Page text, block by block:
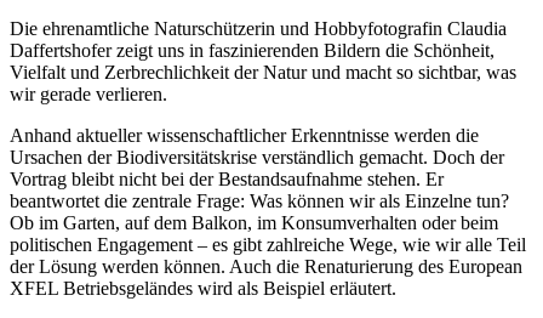
Die ehrenamtliche Naturschützerin und Hobbyfotografin Claudia
Daffertshofer zeigt uns in faszinierenden Bildern die Schönheit,
Vielfalt und Zerbrechlichkeit der Natur und macht so sichtbar, was
wir gerade verlieren.
Anhand aktueller wissenschaftlicher Erkenntnisse werden die
Ursachen der Biodiversitätskrise verständlich gemacht. Doch der
Vortrag bleibt nicht bei der Bestandsaufnahme stehen. Er
beantwortet die zentrale Frage: Was können wir als Einzelne tun?
Ob im Garten, auf dem Balkon, im Konsumverhalten oder beim
politischen Engagement – es gibt zahlreiche Wege, wie wir alle Teil
der Lösung werden können. Auch die Renaturierung des European
XFEL Betriebsgeländes wird als Beispiel erläutert.